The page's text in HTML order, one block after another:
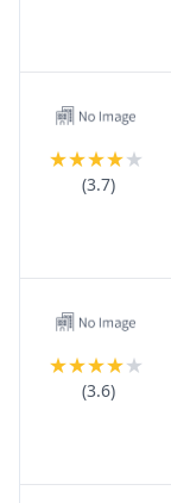
★★★★★
(3.7)
★★★★★
(3.6)